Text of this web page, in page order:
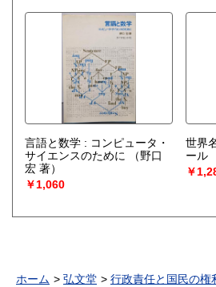
言語と数学 : コンピュータ・
サイエンスのために
（野口
宏 著）
￥1,060
世界
ール
￥
ホーム 弘文堂 行政責任と国民の権